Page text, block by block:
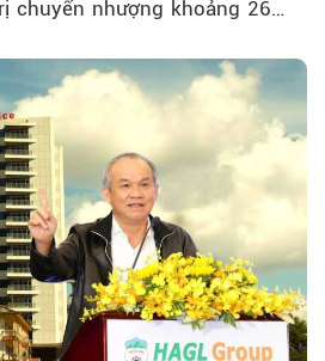
chuyển nhượng khoảng 262